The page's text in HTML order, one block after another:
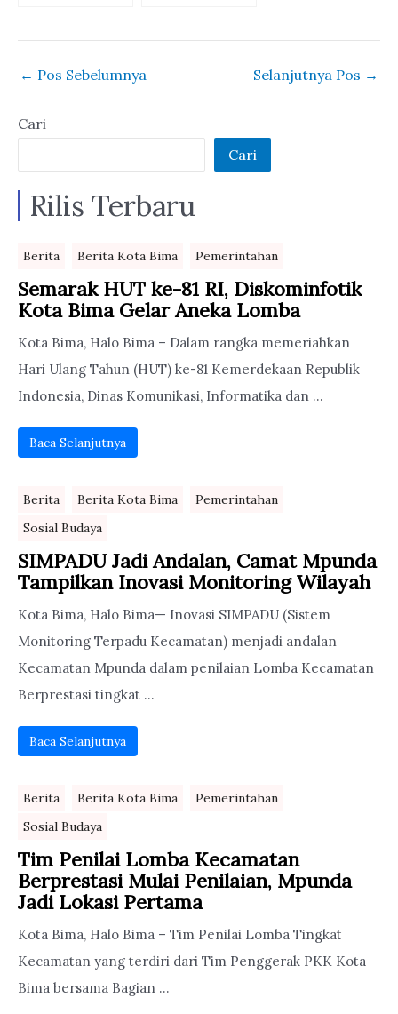
Perbaiki
Tandon Air
← Pos Sebelumnya Selanjutnya Pos →
Cari
Cari
Rilis Terbaru
Berita Berita Kota Bima Pemerintahan
Semarak HUT ke-81 RI, Diskominfotik
Kota Bima Gelar Aneka Lomba
Kota Bima, Halo Bima – Dalam rangka memeriahkan
Hari Ulang Tahun (HUT) ke-81 Kemerdekaan Republik
Indonesia, Dinas Komunikasi, Informatika dan ...
Baca Selanjutnya
Berita Berita Kota Bima
Pemerintahan
Sosial Budaya
SIMPADU Jadi Andalan, Camat Mpunda
Tampilkan Inovasi Monitoring Wilayah
Kota Bima, Halo Bima— Inovasi SIMPADU (Sistem
Monitoring Terpadu Kecamatan) menjadi andalan
Kecamatan Mpunda dalam penilaian Lomba Kecamatan
Berprestasi tingkat ...
Baca Selanjutnya
Berita Berita Kota Bima
Pemerintahan
Sosial Budaya
Tim Penilai Lomba Kecamatan
Berprestasi Mulai Penilaian, Mpunda
Jadi Lokasi Pertama
Kota Bima, Halo Bima – Tim Penilai Lomba Tingkat
Kecamatan yang terdiri dari Tim Penggerak PKK Kota
Bima bersama Bagian ...